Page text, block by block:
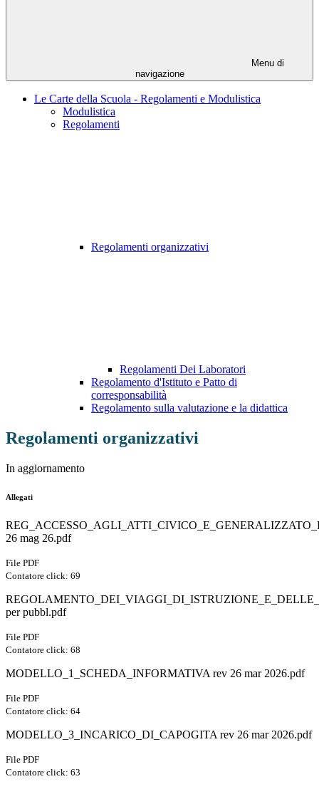
Menu di
navigazione
Le Carte della Scuola - Regolamenti e Modulistica
Modulistica
Regolamenti
Regolamenti organizzativi
Regolamenti Dei Laboratori
Regolamento d'Istituto e Patto di
corresponsabilità
Regolamento sulla valutazione e la didattica
Regolamenti organizzativi
In aggiornamento
Allegati
26 mag 26.pdf
File PDF
Contatore click: 69
per pubbl.pdf
File PDF
Contatore click: 68
MODELLO_1_SCHEDA_INFORMATIVA rev 26 mar 2026.pdf
File PDF
Contatore click: 64
MODELLO_3_INCARICO_DI_CAPOGITA rev 26 mar 2026.pdf
File PDF
Contatore click: 63